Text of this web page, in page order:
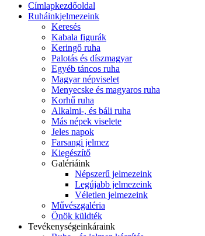
Címlapkezdőoldal
Ruháinkjelmezeink
Keresés
Kabala figurák
Keringő ruha
Palotás és díszmagyar
Egyéb táncos ruha
Magyar népviselet
Menyecske és magyaros ruha
Korhű ruha
Alkalmi-, és báli ruha
Más népek viselete
Jeles napok
Farsangi jelmez
Kiegészítő
Galériáink
Népszerű jelmezeink
Legújabb jelmezeink
Véletlen jelmezeink
Művészgaléria
Önök küldték
Tevékenységeinkáraink